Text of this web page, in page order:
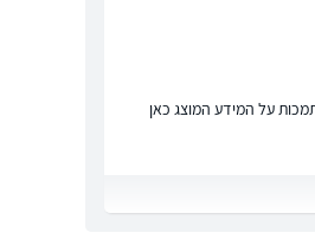
על המידע המוצג כאן